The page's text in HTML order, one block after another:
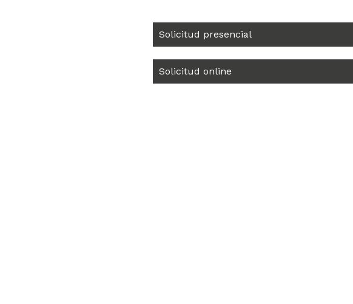
Solicitud presencial
Solicitud online